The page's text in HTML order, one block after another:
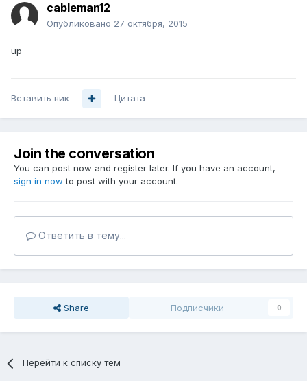
cableman12
Опубликовано 27 октября, 2015
up
Вставить ник Цитата
Join the conversation
You can post now and register later. If you have an account,
sign in now to post with your account.
Ответить в тему...
Share Подписчики 0
Перейти к списку тем